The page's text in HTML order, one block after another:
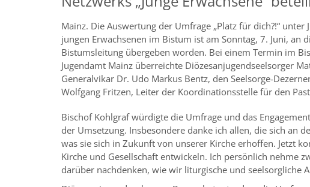
Mainz. Die Auswertung der Umfrage „Platz für dich?!“ unter
jungen Erwachsenen im Bistum ist am Sonntag, 7. Juni, an
Bistumsleitung übergeben worden. Bei einem Termin im
Jugendamt Mainz überreichte Diözesanjugendseelsorger
Generalvikar Dr. Udo Markus Bentz, den Seelsorge-
Wolfgang Fritzen, Leiter der Koordinationsstelle für den
Bischof Kohlgraf würdigte die Umfrage und das
der Umsetzung. Insbesondere danke ich allen, die sich an
was sie sich in Zukunft von unserer Kirche erhoffen. Jetzt
Kirche und Gesellschaft entwickeln. Ich persönlich nehme
darüber nachdenken, wie wir liturgische und seelsorgliche